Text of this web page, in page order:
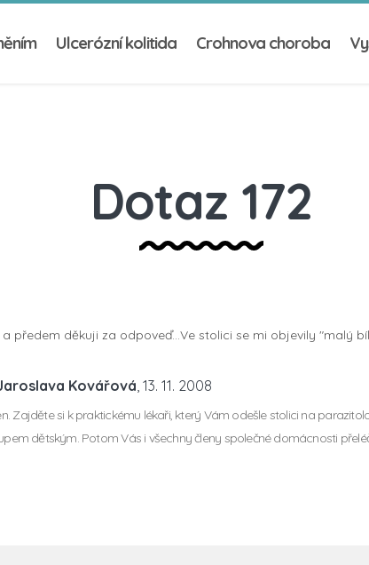
Ulcerózní kolitida Crohnova choroba
Dotaz 172
předem děkuji za odpoveď...Ve stolici se mi objevily "malý
Kovářová , 13. 11. 2008
Zajděte si k praktickému lékaři, který Vám odešle stolici na
dětským. Potom Vás i všechny členy společné domácnosti